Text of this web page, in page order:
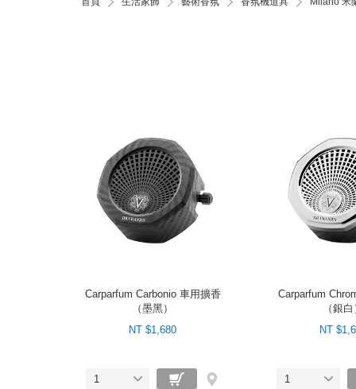
Carparfum Carbonio 車用擴香
（墨黑）
NT $1,680
1
Carparfum
（銀
NT
1